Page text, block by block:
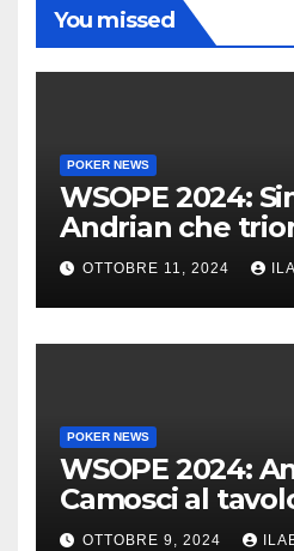
You missed
POKER NEWS
WSOPE 2024:
Andrian che
event al King’s
OTTOBRE 11, 2024
POKER NEWS
WSOPE 2024:
Camosci al
Main, vai Italia!!!
OTTOBRE 9, 2024